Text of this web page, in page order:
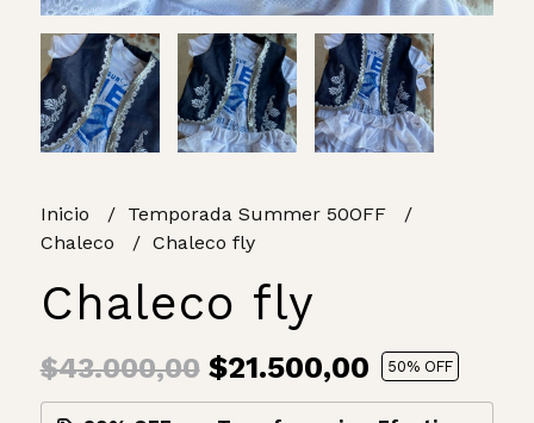
Inicio
Temporada Summer 50OFF
Chaleco
Chaleco fly
Chaleco fly
$43.000,00$21.500,00 50% OFF